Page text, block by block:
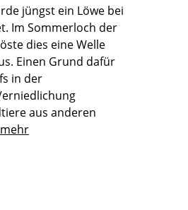
jüngst ein Löwe bei
Im Sommerloch der
dies eine Welle
Einen Grund dafür
in der
aus anderen
mehr